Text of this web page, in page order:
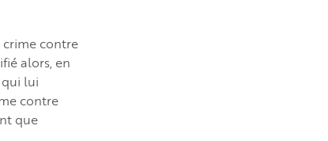
crime contre
alors, en
qui lui
contre
que